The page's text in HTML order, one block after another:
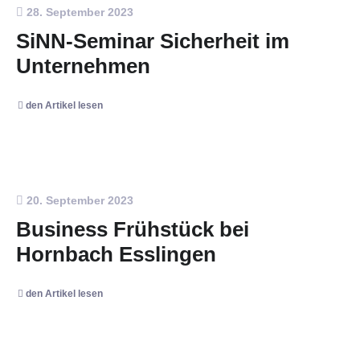
28. September 2023
SiNN-Seminar Sicherheit im
Unternehmen
den Artikel lesen
20. September 2023
Business Frühstück bei
Hornbach Esslingen
den Artikel lesen